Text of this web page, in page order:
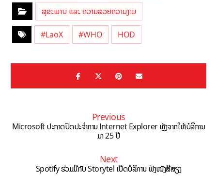
ສຸຂະພາບ ແລະ ຄວາມສວຍຄວາມງາມ
#LaoX #WHO HOD
Previous
Microsoft ປະກາດປົດປະຈຳການ Internet Explorer ຫຼັງຈາກໃຫ້ບໍລິການ
ມາ 25 ປີ
Next
Spotify ຮ່ວມມືກັບ Storytel ເປີດບໍລິການ ຟັງໜັງສືສຽງ